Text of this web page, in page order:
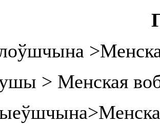
> Менская